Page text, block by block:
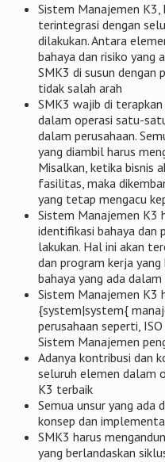
Sistem Manajemen K3,
terintegrasi dengan
dilakukan. Antara
bahaya dan risiko yang
SMK3 di susun dengan
tidak salah arah
SMK3 wajib di
dalam operasi satu-
dalam perusahaan.
yang diambil harus
Misalkan, ketika bisnis
fasilitas, maka
yang tetap mengacu
Sistem Manajemen K3
identifikasi bahaya dan
lakukan. Hal ini akan
dan program kerja
bahaya yang ada dalam
Sistem Manajemen K3
{system|system{
perusahaan seperti,
Sistem Manajemen
Adanya kontribusi dan
seluruh elemen dalam
K3 terbaik
Semua unsur yang ada
konsep dan
SMK3 harus
yang berlandaskan